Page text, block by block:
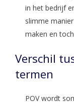
in het bedrijf
slimme
maken en
Verschil
termen
POV wordt